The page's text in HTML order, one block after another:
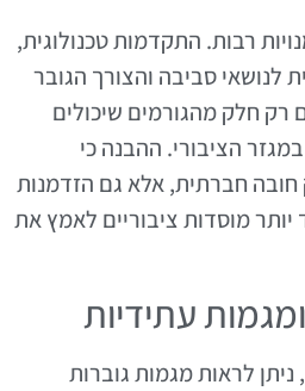
רבות. התקדמות טכנולוגית,
לנושאי סביבה והצורך הגובר
חלק מהגורמים שיכולים
הציבורי. ההבנה כי
חברתית, אלא גם הזדמנות
יותר מוסדות ציבוריים לאמץ את
עתידיות
לראות מגמות גוברות